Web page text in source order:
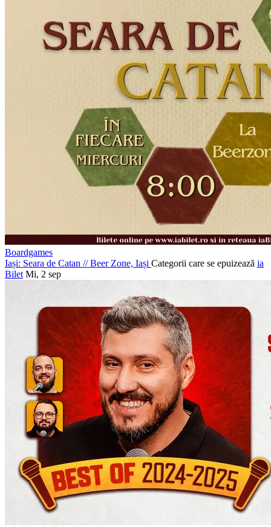
Boardgames
Iași: Seara de Catan //Beer Zone, Iași Categorii care se epuizează ia
Bilet Mi, 2 sep